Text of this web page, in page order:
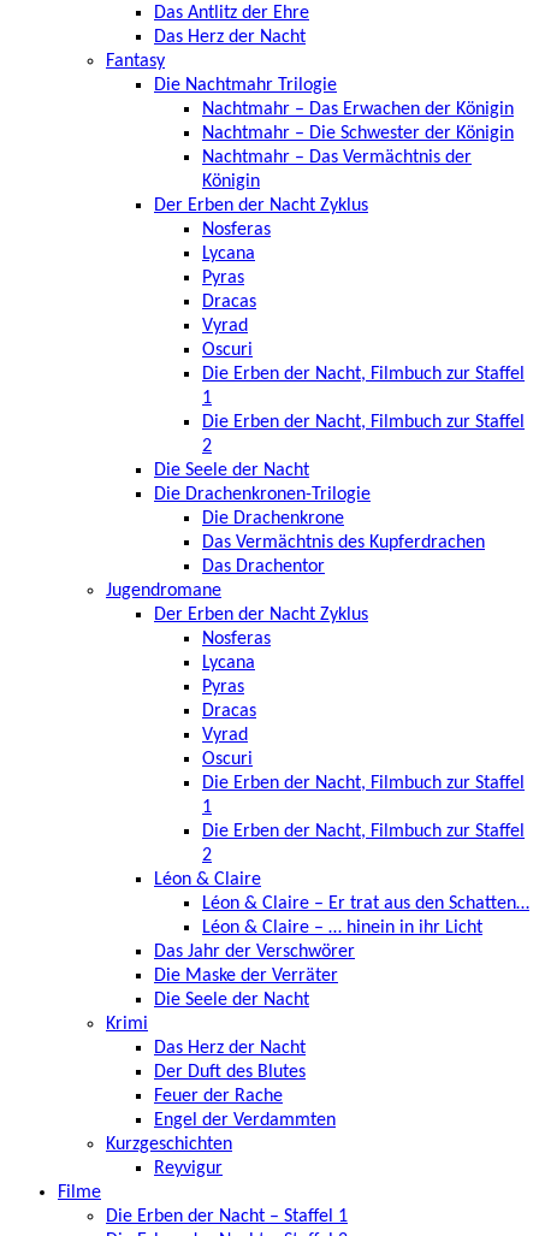
Das Antlitz der Ehre
Das Herz der Nacht
Fantasy
Die Nachtmahr Trilogie
Nachtmahr – Das Erwachen der Königin
Nachtmahr – Die Schwester der Königin
Nachtmahr – Das Vermächtnis der
Königin
Der Erben der Nacht Zyklus
Nosferas
Lycana
Pyras
Dracas
Vyrad
Oscuri
Die Erben der Nacht, Filmbuch zur Staffel
1
Die Erben der Nacht, Filmbuch zur Staffel
2
Die Seele der Nacht
Die Drachenkronen-Trilogie
Die Drachenkrone
Das Vermächtnis des Kupferdrachen
Das Drachentor
Jugendromane
Der Erben der Nacht Zyklus
Nosferas
Lycana
Pyras
Dracas
Vyrad
Oscuri
Die Erben der Nacht, Filmbuch zur Staffel
1
Die Erben der Nacht, Filmbuch zur Staffel
2
Léon & Claire
Léon & Claire – Er trat aus den Schatten…
Léon & Claire – … hinein in ihr Licht
Das Jahr der Verschwörer
Die Maske der Verräter
Die Seele der Nacht
Krimi
Das Herz der Nacht
Der Duft des Blutes
Feuer der Rache
Engel der Verdammten
Kurzgeschichten
Reyvigur
Filme
Die Erben der Nacht – Staffel 1